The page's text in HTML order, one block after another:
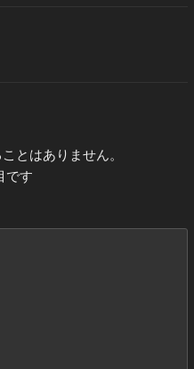
とはありません。
です